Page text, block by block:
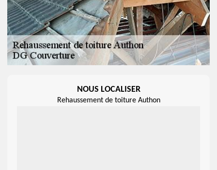
NOUS LOCALISER
Rehaussement de toiture Authon